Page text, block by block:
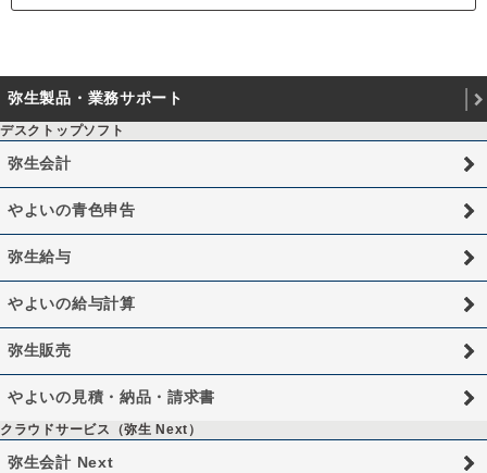
弥生製品・業務サポート
デスクトップソフト
弥生会計
やよいの青色申告
弥生給与
やよいの給与計算
弥生販売
やよいの見積・納品・請求書
クラウドサービス（弥生 Next）
弥生会計 Next